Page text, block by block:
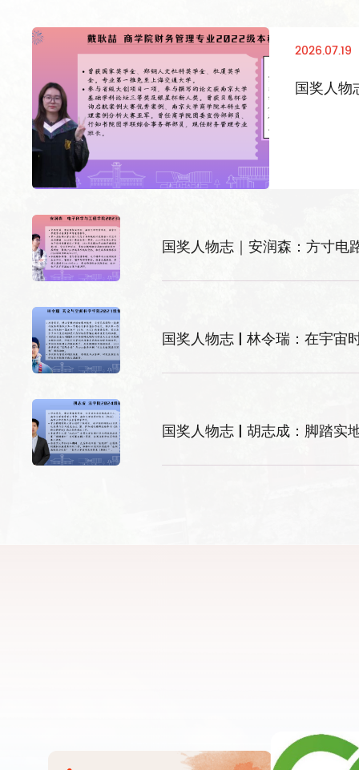
2026.07.19
国奖人物
国奖人物志｜安润森：方寸电
国奖人物志 | 林令瑞：在宇宙
国奖人物志 | 胡志成：脚踏实
2026
05 29
究生兼职辅导员专题培训沙龙